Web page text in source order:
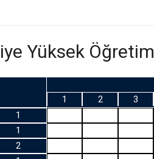
Yüksek
1
2 3
1
1
2